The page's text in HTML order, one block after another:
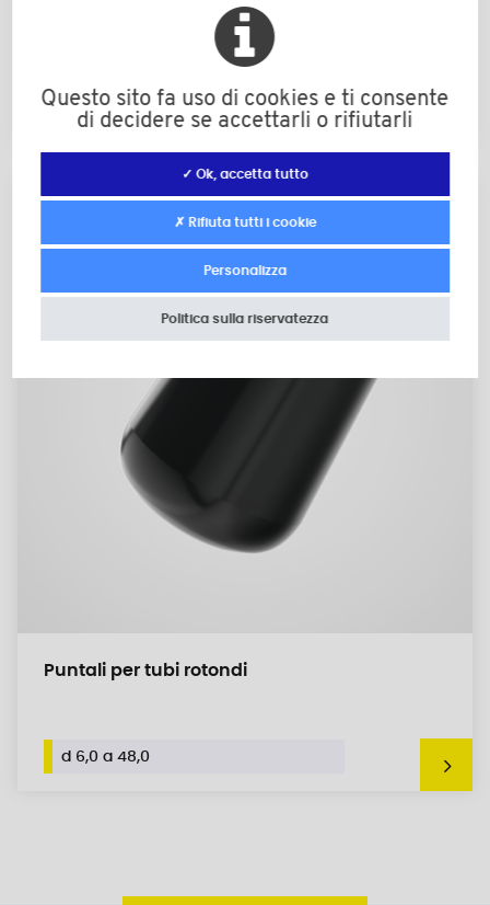
Puntali flessibili quadrati in PVC elastico
10 x 10 a 100 x 100
Puntali per tubi rotondi
d 6,0 a 48,0
Questo sito fa uso di cookies e ti consente
di decidere se accettarli o rifiutarli
✓ Ok, accetta tutto
✗ Rifiuta tutti i cookie
Personalizza
Politica sulla riservatezza